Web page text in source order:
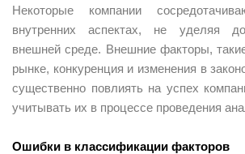
Некоторые компании
внутренних аспектах, не уделяя
внешней среде. Внешние факторы,
рынке, конкуренция и изменения в
существенно повлиять на успех
учитывать их в процессе проведения
Ошибки в классификации факторов